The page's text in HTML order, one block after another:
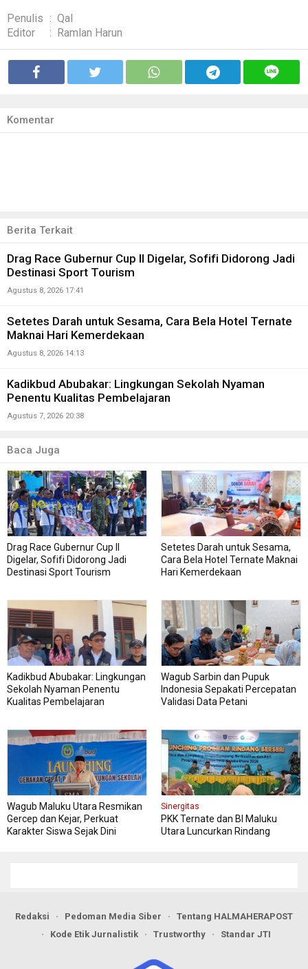
Penulis : Qal
Editor
: Ramlan Harun
Komentar
Berita Terkait
Drag Race Gubernur Cup II Digelar, Sofifi Didorong Jadi
Destinasi Sport Tourism
Agustus 8, 2026 17:41
Setetes Darah untuk Sesama, Cara Bela Hotel Ternate
Maknai Hari Kemerdekaan
Agustus 8, 2026 14:13
Kadikbud Abubakar: Lingkungan Sekolah Nyaman
Penentu Kualitas Pembelajaran
Agustus 7, 2026 20:38
Baca Juga
Drag Race Gubernur Cup II
Digelar, Sofifi Didorong Jadi
Destinasi Sport Tourism
Setetes Darah untuk Sesama,
Cara Bela Hotel Ternate Maknai
Hari Kemerdekaan
Kadikbud Abubakar: Lingkungan
Sekolah Nyaman Penentu
Kualitas Pembelajaran
Wagub Sarbin dan Pupuk
Indonesia Sepakati Percepatan
Validasi Data Petani
Wagub Maluku Utara Resmikan
Gercep dan Kejar, Perkuat
Karakter Siswa Sejak Dini
Sinergitas
PKK Ternate dan BI Maluku
Utara Luncurkan Rindang
Redaksi Pedoman Media Siber
Tentang HALMAHERAPOST
Kode Etik Jurnalistik
Trustworthy Standar JTI